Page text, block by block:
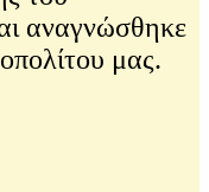
αναγνώσθηκε
μας.